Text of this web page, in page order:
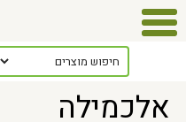
כלל המאמרים> אלכמילה
אלכמילה